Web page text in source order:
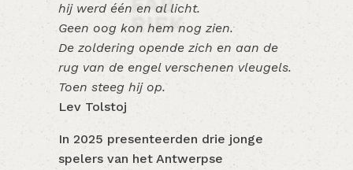
hij werd één en al licht.
Geen oog kon hem nog zien.
De zoldering opende zich en aan de
rug van de engel verschenen vleugels.
Toen steeg hij op.
Lev Tolstoj
In 2025 presenteerden drie jonge
spelers van het Antwerpse